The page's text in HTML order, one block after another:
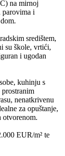
na mirnoj
parovima i
središtem,
su škole, vrtići,
i ugodan
kuhinju s
nenatkrivenu
za opuštanje,
otvorenom.
EUR/m² te